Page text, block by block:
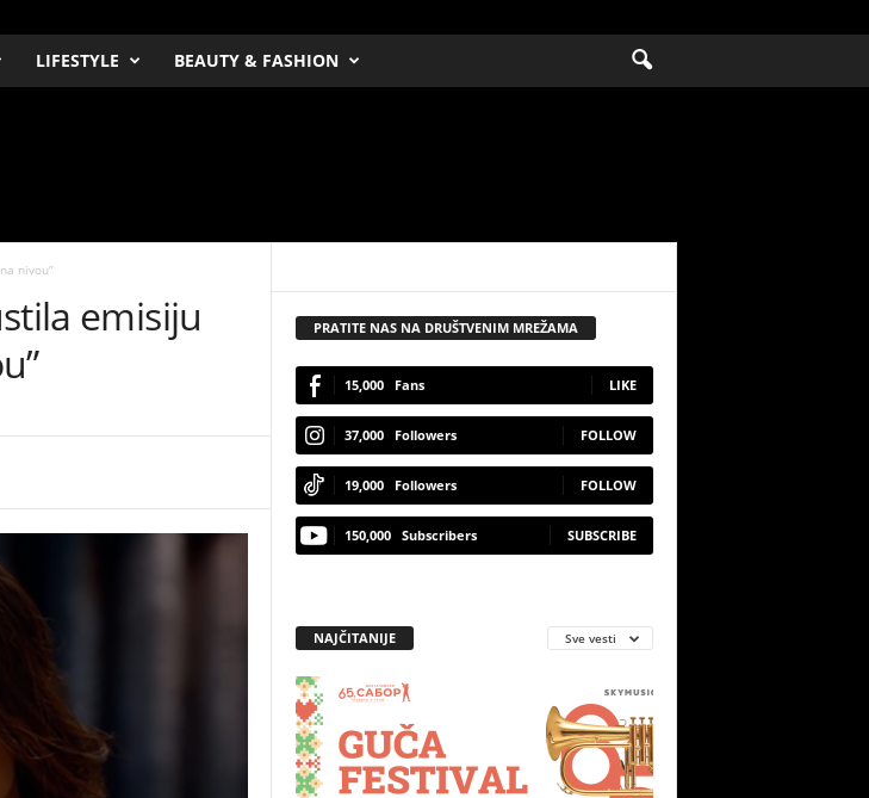
LIFESTYLE BEAUTY & FASHION
nivou”
emisiju
PRATITE NAS NA DRUŠTVENIM MREŽAMA
15,000 Fans LIKE
37,000 Followers FOLLOW
19,000 Followers FOLLOW
150,000 Subscribers SUBSCRIBE
NAJČITANIJE Sve vesti